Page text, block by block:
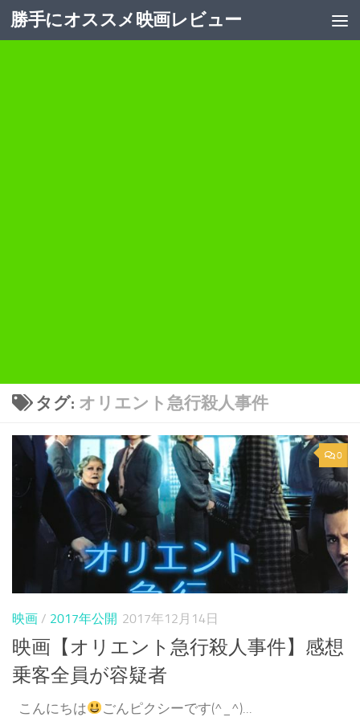
コンテンツへスキップ
勝手にオススメ映画レビュー
タグ: オリエント急行殺人事件
0
映画 / 2017年公開 2017年12月14日
映画【オリエント急行殺人事件】感想
乗客全員が容疑者
こんにちは ごんピクシーです(^_^)...